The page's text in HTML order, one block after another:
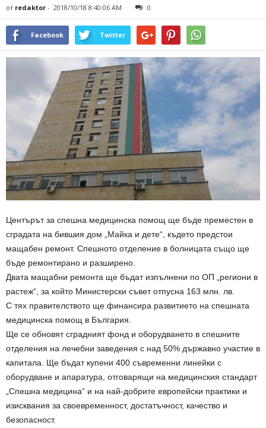
от redaktor - 2018/10/18 8:40:06 AM 0
Facebook Twitter
Центърът за спешна медицинска помощ ще бъде преместен в
сградата на бившия дом „Майка и дете“, където предстои
мащабен ремонт. Спешното отделение в болницата също ще
бъде ремонтирано и разширено.
Двата мащабни ремонта ще бъдат изпълнени по ОП „региони в
растеж“, за който Министерски съвет отпусна 163 млн. лв.
С тях правителството ще финансира развитието на спешната
медицинска помощ в България.
Ще се обновят сградният фонд и оборудването в спешните
отделения на лечебни заведения с над 50% държавно участие в
капитала. Ще бъдат купени 400 съвременни линейки с
оборудване и апаратура, отговарящи на медицинския стандарт
„Спешна медицина“ и на най-добрите европейски практики и
изисквания за своевременност, достатъчност, качество и
безопасност.